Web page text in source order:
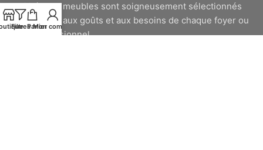
durabilité. Nos meubles sont soigneusement sélectionnés
pour répondre aux goûts et aux besoins de chaque foyer ou
espace professionnel.
FiltresPanier
Mon compte